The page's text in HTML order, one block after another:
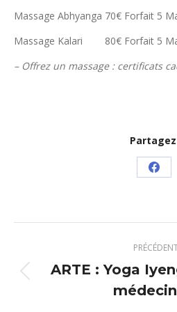
Massage Abhyanga 70€ Forfait 5
Massage Kalari 80€ Forfait 5
– Offrez un massage : certificats
article
ARTE : Yoga